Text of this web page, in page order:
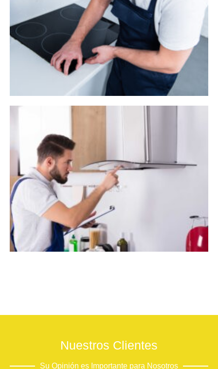
Nuestros Clientes
Su Opinión es Importante para Nosotros